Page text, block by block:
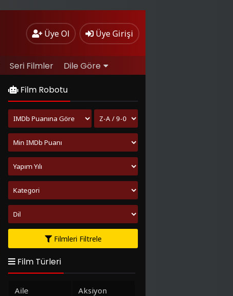
Üye Ol Üye Girişi
Seri Filmler Dile Göre
Film Robotu
Filmleri Filtrele
Film Türleri
Aile
Aksiyon